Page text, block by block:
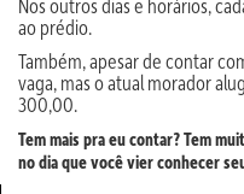
ao prédio.
Também, apesar de contar
vaga, mas o atual morador
300,00.
Tem mais pra eu contar? Tem
no dia que você vier conhecer